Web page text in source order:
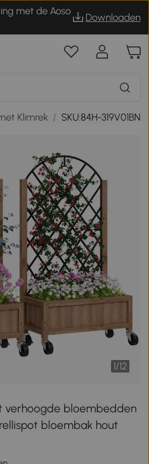
met de Aoso
Downloaden
Klimrek / SKU:84H-319V01BN
1/12
verhoogde bloembedden
bloembak hout